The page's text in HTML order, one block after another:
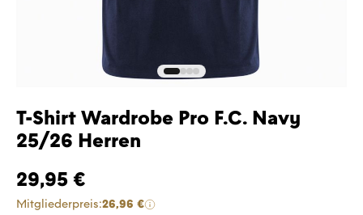
T-Shirt Wardrobe Pro F.C. Navy
25/26 Herren
29,95 €
Mitgliederpreis:26,96 €